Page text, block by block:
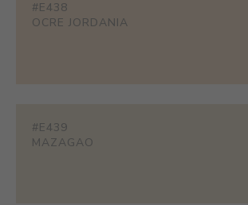
#E438
OCRE JORDANIA
#E439
MAZAGAO